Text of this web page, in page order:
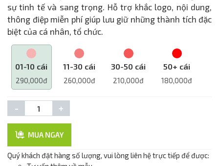
sự tinh tế và sang trọng. Hỗ trợ khắc logo, nội dung,
thông điệp miễn phí giúp lưu giữ những thành tích đặc
biệt của cá nhân, tổ chức.
01-10 cái
290,000đ
11-30 cái
260,000đ
30-50 cái
210,000đ
50+ cái
180,000đ
- +
MUA NGAY
Quý khách đặt hàng số lượng, vui lòng liên hệ trực tiếp để được: